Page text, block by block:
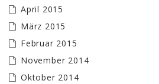
April 2015
März 2015
Februar 2015
November 2014
Oktober 2014